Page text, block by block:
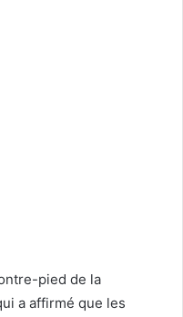
pied de la
a affirmé que les